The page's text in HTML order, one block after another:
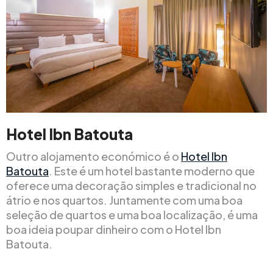
Hotel Ibn Batouta
Outro alojamento económico é o Hotel Ibn
Batouta. Este é um hotel bastante moderno que
oferece uma decoração simples e tradicional no
átrio e nos quartos. Juntamente com uma boa
seleção de quartos e uma boa localização, é uma
boa ideia poupar dinheiro com o Hotel Ibn
Batouta.